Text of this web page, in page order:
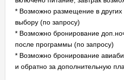
* Возможно размещение в
выбору (по запросу)
* Возможно бронирование
после программы (по запросу)
* Возможно бронирование
и обратно за дополнительную